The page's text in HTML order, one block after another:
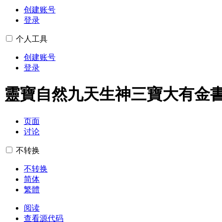
创建账号
登录
个人工具
创建账号
登录
靈寶自然九天生神三寶大有金
页面
讨论
不转换
不转换
简体
繁體
阅读
查看源代码